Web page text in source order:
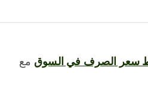
​​سعر الصرف في السوق مع